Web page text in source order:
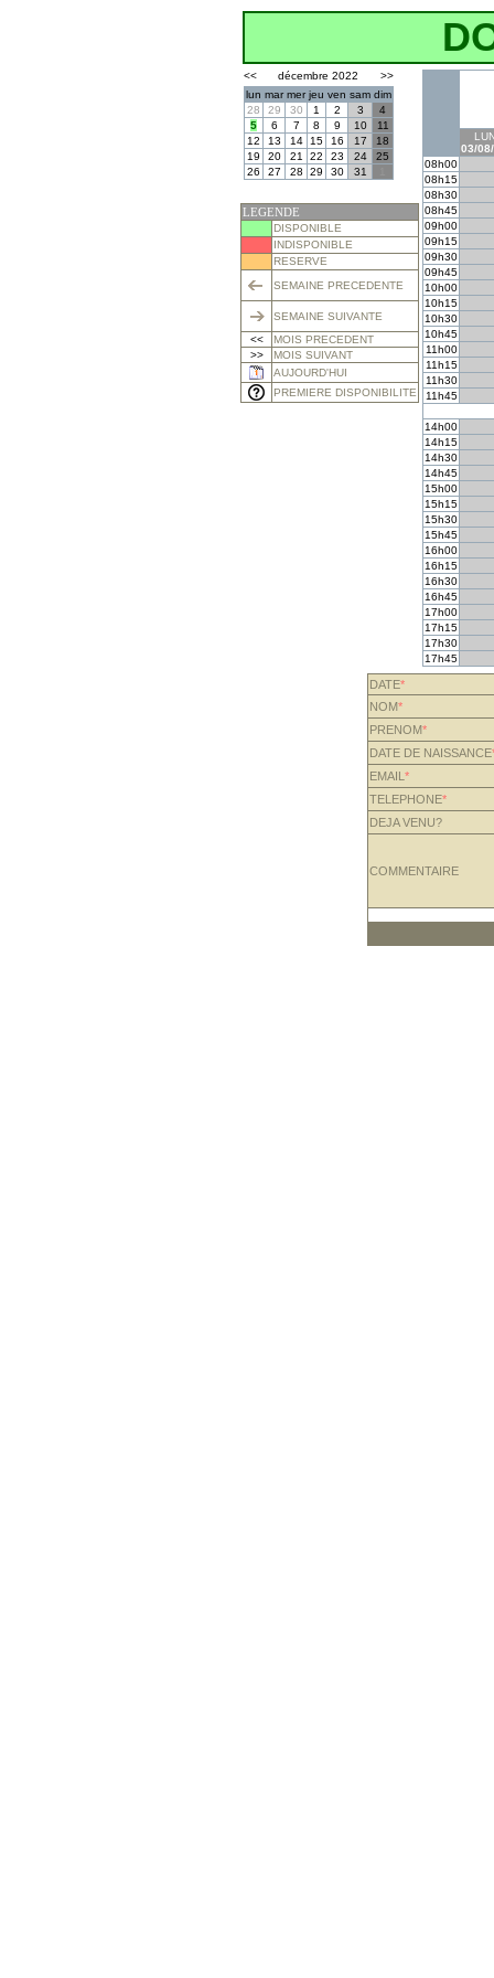
<< décembre 2022
>>
lun mar mer jeu ven sam dim
28
29 30 1 2 3
4
5
6 7 8 9 10
11
12
13 14 15 16 17
18
19
20 21 22 23 24
25
26
27 28 29 30 31
LEGENDE
DISPONIBLE
INDISPONIBLE
RESERVE
SEMAINE PRECEDENTE
SEMAINE SUIVANTE
<<
MOIS PRECEDENT
>>
MOIS SUIVANT
AUJOURD'HUI
PREMIERE DISPONIBILITE
03/
08h00
08h15
08h30
08h45
09h00
09h15
09h30
09h45
10h00
10h15
10h30
10h45
11h00
11h15
11h30
11h45
14h00
14h15
14h30
14h45
15h00
15h15
15h30
15h45
16h00
16h15
16h30
16h45
17h00
17h15
17h30
17h45
DATE*
NOM*
PRENOM*
DATE DE NAISSANCE
EMAIL *
TELEPHONE*
DEJA VENU?
COMMENTAIRE